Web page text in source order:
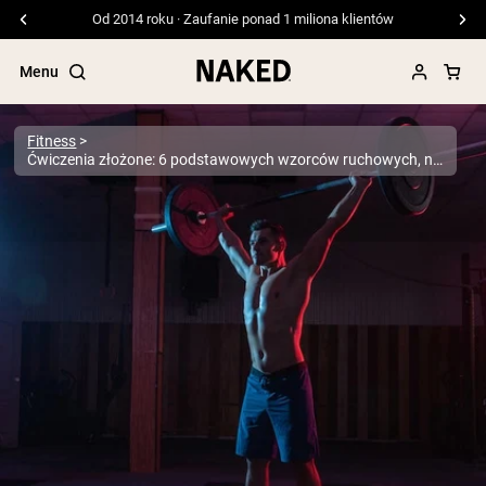
Darmowa wysyłka przy zamówieniach powyżej 99 USD
Menu
Popularne wyszukiwania
ODŻYWKI BIAŁKOWE Bestsellery
Białko grochu
Odżywka Białkowa z Serwatki z mleka
krów karmionych trawą
Fitness
Ćwiczenia złożone: 6 podstawowych wzorców ruchowych, na których warto oprzeć swoje treningi